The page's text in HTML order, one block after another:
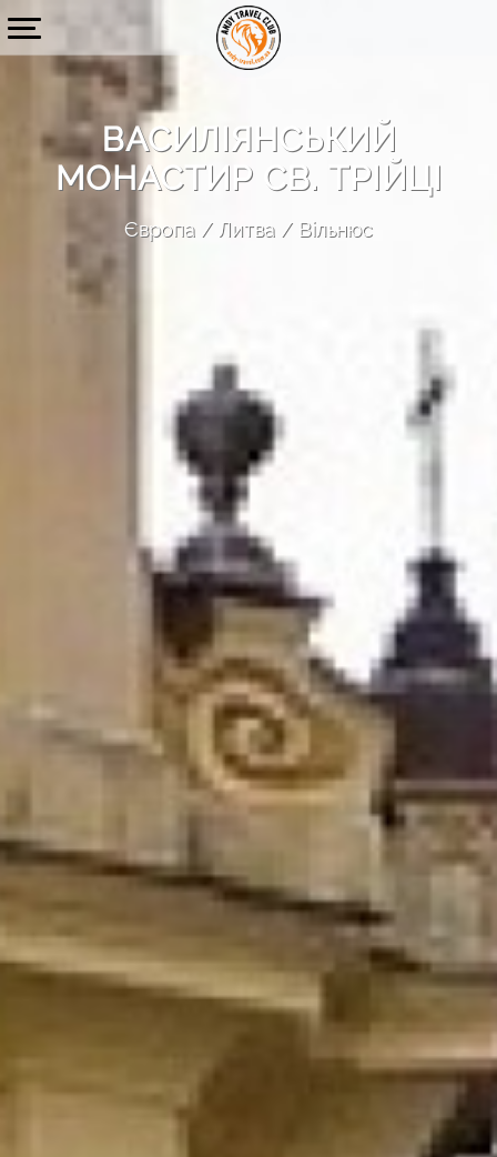
ВАСИЛІЯНСЬКИЙ
МОНАСТИР СВ. ТРІЙЦІ
Європа Литва Вільнюс